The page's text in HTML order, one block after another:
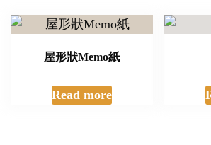
屋形狀Memo紙
Read more